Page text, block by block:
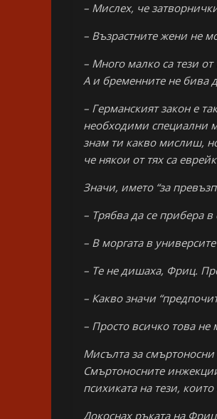
– Мислех, че
– Възрастните жени не
– Много малко са тези
А и бременните не бива
– Германският закон е
необходими специални
знам ти какво мислиш,
че някои от тях са
Значи, името “за
– Трябва да се прибера в
– В моргата в
– Те не дишаха, Фриц.
– Какво значи
– Просто всичко това
Мисълта за
Смъртоносните
психиката на тези, които
Докоснах ръката на